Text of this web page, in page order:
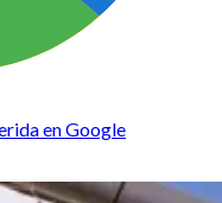
en Google